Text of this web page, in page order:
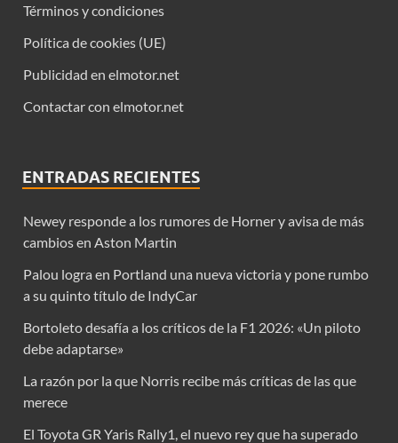
Términos y condiciones
Política de cookies (UE)
Publicidad en elmotor.net
Contactar con elmotor.net
ENTRADAS RECIENTES
Newey responde a los rumores de Horner y avisa de más
cambios en Aston Martin
Palou logra en Portland una nueva victoria y pone rumbo
a su quinto título de IndyCar
Bortoleto desafía a los críticos de la F1 2026: «Un piloto
debe adaptarse»
La razón por la que Norris recibe más críticas de las que
merece
El Toyota GR Yaris Rally1, el nuevo rey que ha superado